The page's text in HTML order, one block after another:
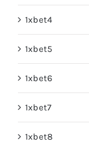
1xbet4
1xbet5
1xbet6
1xbet7
1xbet8